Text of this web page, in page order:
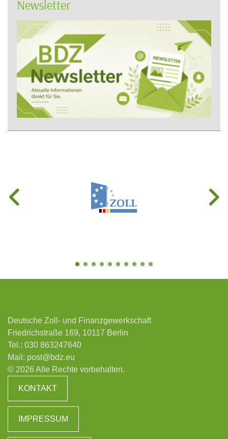
Newsletter
Deutsche Zoll- und Finanzgewerkschaft
Friedrichstraße 169, 10117 Berlin
Tel.: 030 863247640
Mail: post@bdz.eu
© 2026 Alle Rechte vorbehalten.
KONTAKT
IMPRESSUM